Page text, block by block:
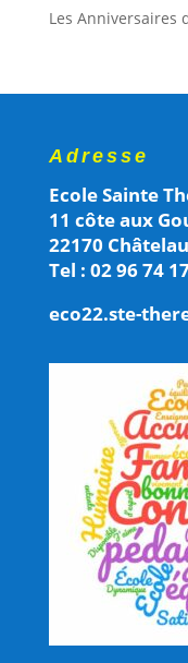
Les Anniversaires
Adresse
Ecole Sainte
11 côte aux
22170
Tel : 02 96 74
eco22.ste-